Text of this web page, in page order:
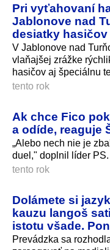
Pri vyťahovaní
Jablonove nad
desiatky hasičov
V Jablonove nad
vlaňajšej zrážke
hasičov aj špeciálnu
tento rok
Ak chce Fico
a odíde, reaguje
„Alebo nech nie je
duel," doplnil líder PS.
tento rok
Dolámete si
kauzu langoš
istotu všade.
Prevádzka sa